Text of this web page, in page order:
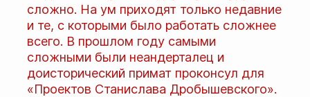
сложно. На ум приходят только недавние
и те, с которыми было работать сложнее
всего. В прошлом году самыми
сложными были неандерталец и
доисторический примат проконсул для
«Проектов Станислава Дробышевского».